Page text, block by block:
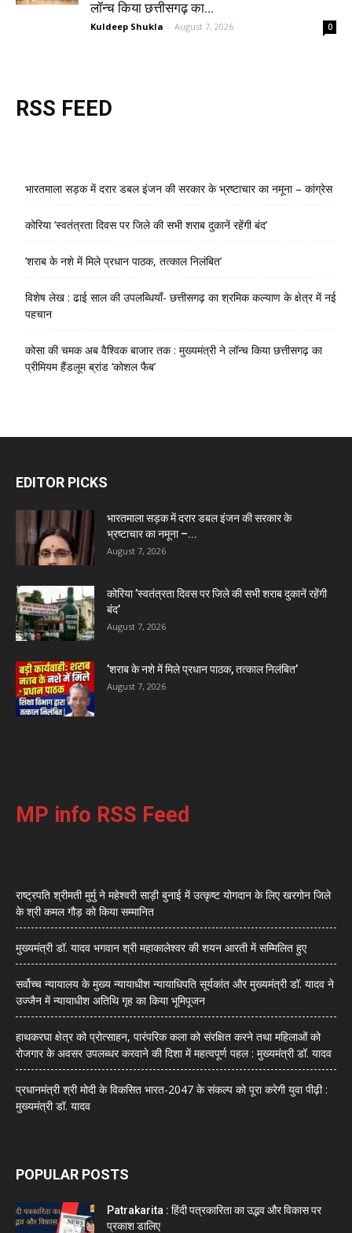
लॉन्च किया छत्तीसगढ़ का...
Kuldeep Shukla - August 7, 2026 0
RSS FEED
भारतमाला सड़क में दरार डबल इंजन की सरकार के भ्रष्टाचार का नमूना – कांग्रेस
कोरिया ’स्वतंत्रता दिवस पर जिले की सभी शराब दुकानें रहेंगी बंद’
’शराब के नशे में मिले प्रधान पाठक, तत्काल निलंबित’
विशेष लेख : ढाई साल की उपलब्धियाँ- छत्तीसगढ़ का श्रमिक कल्याण के क्षेत्र में नई
पहचान
कोसा की चमक अब वैश्विक बाजार तक : मुख्यमंत्री ने लॉन्च किया छत्तीसगढ़ का
प्रीमियम हैंडलूम ब्रांड ‘कोशल फैब’
EDITOR PICKS
भारतमाला सड़क में दरार डबल इंजन की सरकार के
भ्रष्टाचार का नमूना –...
August 7, 2026
कोरिया ’स्वतंत्रता दिवस पर जिले की सभी शराब दुकानें रहेंगी
बंद’
August 7, 2026
’शराब के नशे में मिले प्रधान पाठक, तत्काल निलंबित’
August 7, 2026
MP info RSS Feed
राष्ट्रपति श्रीमती मुर्मु ने महेश्वरी साड़ी बुनाई में उत्कृष्ट योगदान के लिए खरगोन जिले
के श्री कमल गौड़ को किया सम्मानित
मुख्यमंत्री डॉ. यादव भगवान श्री महाकालेश्‍वर की शयन आरती में सम्मिलित हुए
सर्वोच्च न्यायालय के मुख्‍य न्‍यायाधीश न्यायाधिपति सूर्यकांत और मुख्यमंत्री डॉ. यादव ने
उज्जैन में न्यायाधीश अतिथि गृह का किया भूमिपूजन
हाथकरघा क्षेत्र को प्रोत्साहन, पारंपरिक कला को संरक्षित करने तथा महिलाओं को
रोजगार के अवसर उपलब्धर करवाने की दिशा में महत्वपूर्ण पहल : मुख्यमंत्री डॉ. यादव
प्रधानमंत्री श्री मोदी के विकसित भारत-2047 के संकल्प को पूरा करेगी युवा पीढ़ी :
मुख्यमंत्री डॉ. यादव
POPULAR POSTS
Patrakarita : हिंदी पत्रकारिता का उद्भव और विकास पर
प्रकाश डालिए